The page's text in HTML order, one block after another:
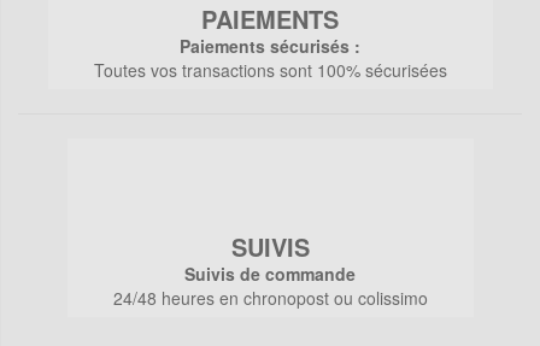
PAIEMENTS
Paiements sécurisés :
Toutes vos transactions sont 100% sécurisées
SUIVIS
Suivis de commande
24/48 heures en chronopost ou colissimo